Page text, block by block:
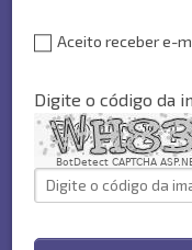
Aceito receber e-
Digite o código da
BotDetect CAPTCHA